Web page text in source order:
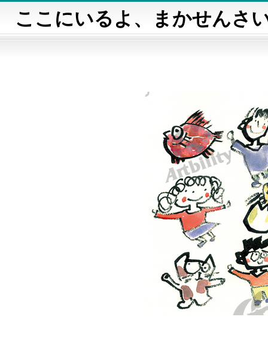
ここにいるよ、まかせんさ